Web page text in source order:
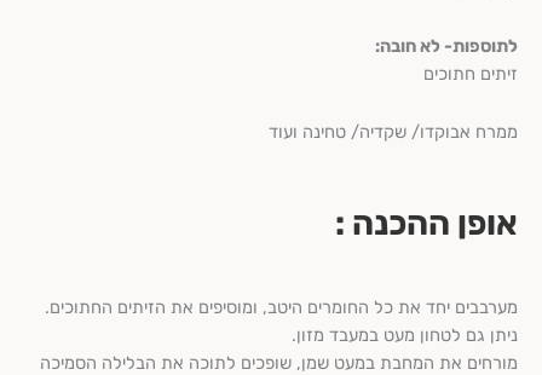
לתוספות- לא חובה:
זיתים חתוכים
ממרח אבוקדו/ שקדיה/ טחינה ועוד
אופן ההכנה :
מערבבים יחד את כל החומרים היטב, ומוסיפים את הזיתים החתוכים.
ניתן גם לטחון מעט במעבד מזון.
מורחים את המחבת במעט שמן, שופכים לתוכה את הבלילה הסמיכה